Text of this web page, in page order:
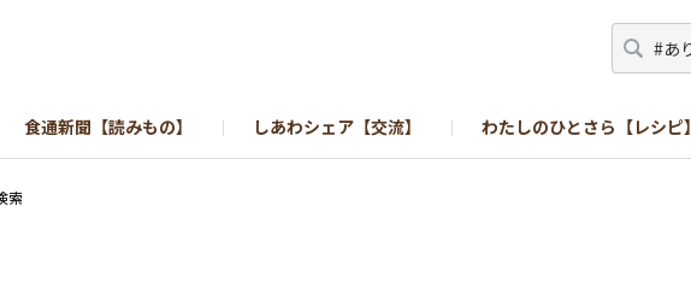
食通新聞【読みもの】 しあわシェア【交流】 わたしのひとさら【レシピ】
索